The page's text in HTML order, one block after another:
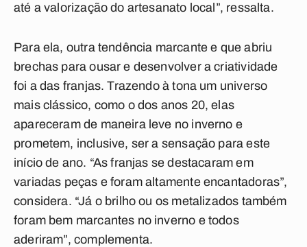
até a valorização do artesanato local”, ressalta.
Para ela, outra tendência marcante e que abriu
brechas para ousar e desenvolver a criatividade
foi a das franjas. Trazendo à tona um universo
mais clássico, como o dos anos 20, elas
apareceram de maneira leve no inverno e
prometem, inclusive, ser a sensação para este
início de ano. “As franjas se destacaram em
variadas peças e foram altamente encantadoras”,
considera. “Já o brilho ou os metalizados também
foram bem marcantes no inverno e todos
aderiram”, complementa.